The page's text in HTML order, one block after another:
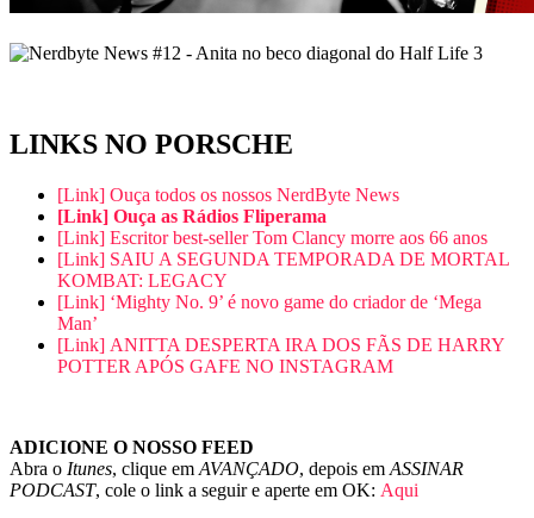
LINKS NO PORSCHE
[Link] Ouça todos os nossos NerdByte News
[Link] Ouça as Rádios Fliperama
[Link] Escritor best-seller Tom Clancy morre aos 66 anos
[Link] SAIU A SEGUNDA TEMPORADA DE MORTAL
KOMBAT: LEGACY
[Link] ‘Mighty No. 9’ é novo game do criador de ‘Mega
Man’
[Link] ANITTA DESPERTA IRA DOS FÃS DE HARRY
POTTER APÓS GAFE NO INSTAGRAM
ADICIONE O NOSSO FEED
Abra o Itunes, clique em AVANÇADO, depois em ASSINAR
PODCAST, cole o link a seguir e aperte em OK: Aqui